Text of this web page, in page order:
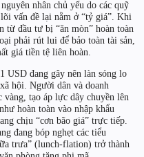
nhân chủ yếu do các quỹ
vấn đề lại nằm ở “tỷ giá”. Khi
từ đầu tư bị “ăn mòn” hoàn toàn
phải rút lui để bảo toàn tài sản,
giá tiền tệ liên hoàn.
USD đang gây nên làn sóng lo
hội. Người dân và doanh
vàng, tạo áp lực dây chuyền lên
hoàn toàn vào nhập khẩu
chịu “cơn bão giá” trực tiếp.
đang bóp nghẹt các tiểu
trưa” (lunch-flation) trở thành